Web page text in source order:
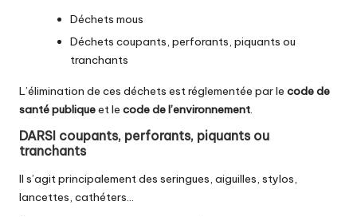
Déchets mous
Déchets coupants, perforants, piquants ou
tranchants
L’élimination de ces déchets estréglementée par le code de
santé publiqueet le code de l’environnement.
DARSI coupants, perforants, piquants ou
tranchants
Il s’agit principalement des seringues, aiguilles, stylos,
lancettes, cathéters…